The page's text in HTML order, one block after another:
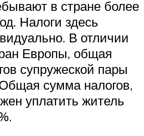
в стране более
Налоги здесь
В отличии
Европы, общая
супружеской пары
сумма налогов,
уплатить житель